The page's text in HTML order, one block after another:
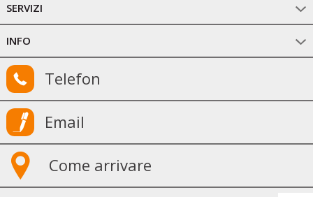
SERVIZI
INFO
Telefon
Email
Come arrivare